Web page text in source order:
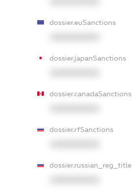
dossier.euSanctions
dossier.japanSanctions
dossier.canadaSanctions
dossier.rfSanctions
dossier.russian_reg_title